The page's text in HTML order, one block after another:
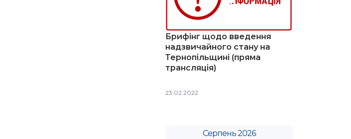
Брифінг щодо введення
надзвичайного стану на
Тернопільщині (пряма
трансляція)
23.02.2022
Серпень 2026